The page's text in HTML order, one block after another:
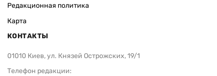
Редакционная политика
Карта
КОНТАКТЫ
01010 Киев, ул. Князей Острожских, 19/1
Телефон редакции: